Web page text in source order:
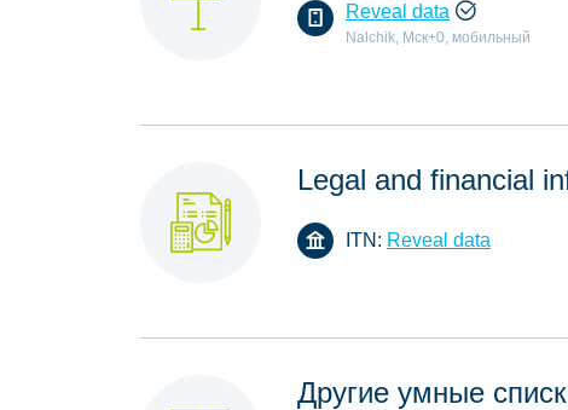
Reveal data
Nalchik, Мск+0, мобильный
Legal and financial
ITN: Reveal data
Другие умные